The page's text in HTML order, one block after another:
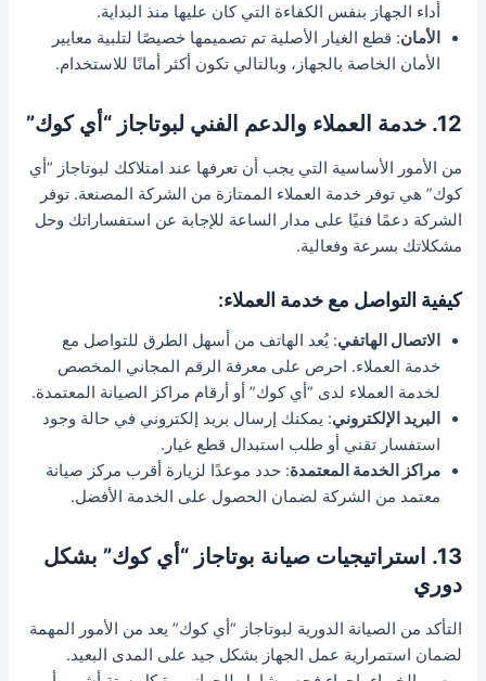
أداء الجهاز بنفس الكفاءة التي كان عليها منذ البداية.
الأمان: قطع الغيار الأصلية تم تصميمها خصيصًا لتلبية معايير
الأمان الخاصة بالجهاز، وبالتالي تكون أكثر أمانًا للاستخدام.
12. خدمة العملاء والدعم الفني لبوتاجاز “أي كوك”
من الأمور الأساسية التي يجب أن تعرفها عند امتلاكك لبوتاجاز “أي
كوك” هي توفر خدمة العملاء الممتازة من الشركة المصنعة. توفر
الشركة دعمًا فنيًا على مدار الساعة للإجابة عن استفساراتك وحل
مشكلاتك بسرعة وفعالية.
كيفية التواصل مع خدمة العملاء:
الاتصال الهاتفي: يُعد الهاتف من أسهل الطرق للتواصل مع
خدمة العملاء. احرص على معرفة الرقم المجاني المخصص
لخدمة العملاء لدى “أي كوك” أو أرقام مراكز الصيانة المعتمدة.
البريد الإلكتروني: يمكنك إرسال بريد إلكتروني في حالة وجود
استفسار تقني أو طلب استبدال قطع غيار.
مراكز الخدمة المعتمدة: حدد موعدًا لزيارة أقرب مركز صيانة
معتمد من الشركة لضمان الحصول على الخدمة الأفضل.
13. استراتيجيات صيانة بوتاجاز “أي كوك” بشكل
دوري
التأكد من الصيانة الدورية لبوتاجاز “أي كوك” يعد من الأمور المهمة
لضمان استمرارية عمل الجهاز بشكل جيد على المدى البعيد.